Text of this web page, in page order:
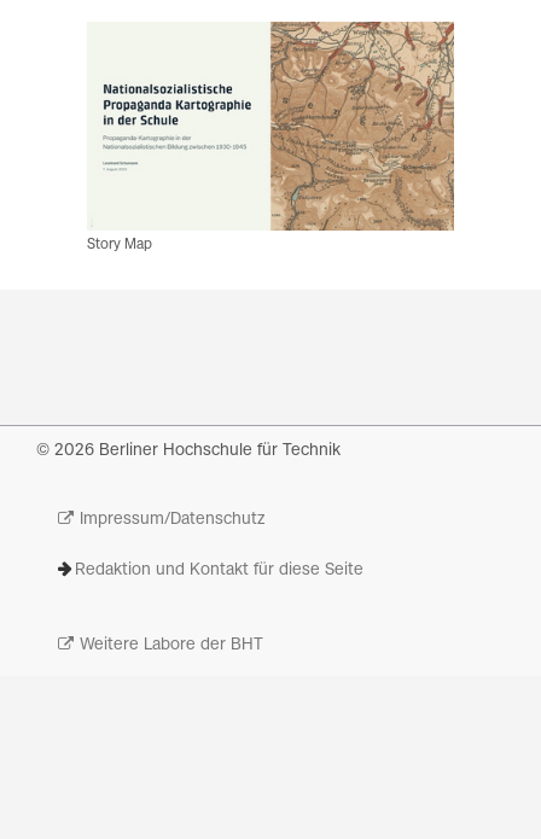
Story Map
© 2026 Berliner Hochschule für Technik
Impressum/Datenschutz
Redaktion und Kontakt für diese Seite
Weitere Labore der BHT